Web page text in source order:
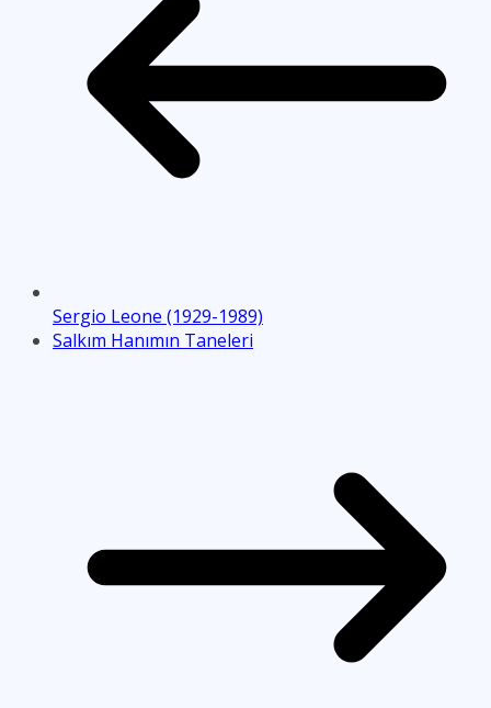
Sergio Leone (1929-1989)
Salkım Hanımın Taneleri